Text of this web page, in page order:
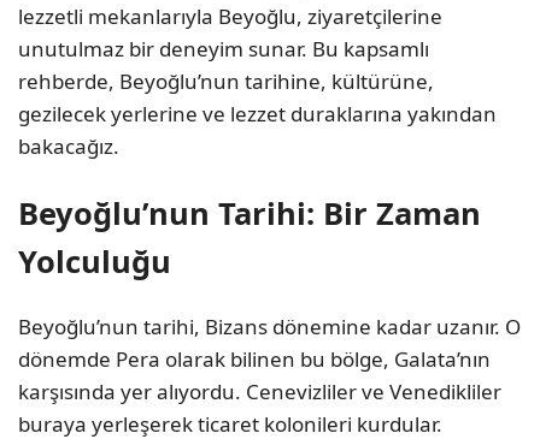
lezzetli mekanlarıyla Beyoğlu, ziyaretçilerine
unutulmaz bir deneyim sunar. Bu kapsamlı
rehberde, Beyoğlu’nun tarihine, kültürüne,
gezilecek yerlerine ve lezzet duraklarına yakından
bakacağız.
Beyoğlu’nun Tarihi: Bir Zaman
Yolculuğu
Beyoğlu’nun tarihi, Bizans dönemine kadar uzanır. O
dönemde Pera olarak bilinen bu bölge, Galata’nın
karşısında yer alıyordu. Cenevizliler ve Venedikliler
buraya yerleşerek ticaret kolonileri kurdular.